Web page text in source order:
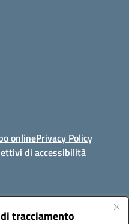
tracciamento
onlinePrivacy Policy
di accessibilità
(AQ)